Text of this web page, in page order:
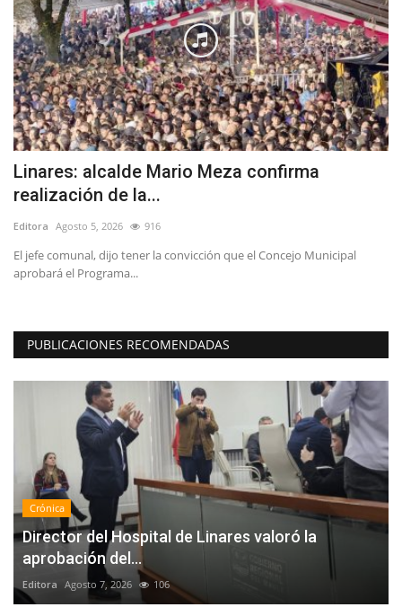
Linares: alcalde Mario Meza confirma
realización de la...
Editora Agosto 5, 2026 916
El jefe comunal, dijo tener la convicción que el Concejo Municipal
aprobará el Programa...
PUBLICACIONES RECOMENDADAS
Crónica
Director del Hospital de Linares valoró la
aprobación del...
Editora Agosto 7, 2026 106